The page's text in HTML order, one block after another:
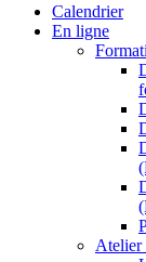
Calendrier
En ligne
Atelier